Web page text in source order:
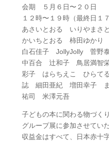
会期 ５月６日〜２０日
１２時〜１９時（最終日１
あさいとおる いりやま
かいちとおる 柿田ゆか
白石佳子 JollyJolly 菅野
中百合 辻和子 鳥居満
彩子 はらちえこ ひらて
誌 細田亜紀 増田幸子
祐司 米澤元吾
子どもの本に関わる物づく
グループ展に参加させてい
収益金はすべて、日本赤十